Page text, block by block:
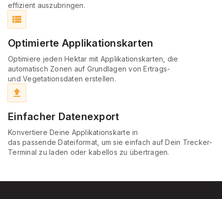
effizient auszubringen.
view_list
Optimierte Applikationskarten
Optimiere jeden Hektar mit Applikationskarten, die
automatisch Zonen auf Grundlagen von Ertrags-
und Vegetationsdaten erstellen.
file_upload
Einfacher Datenexport
Konvertiere Deine Applikationskarte in
das passende Dateiformat, um sie einfach auf Dein Trecker-
Terminal zu laden oder kabellos zu übertragen.